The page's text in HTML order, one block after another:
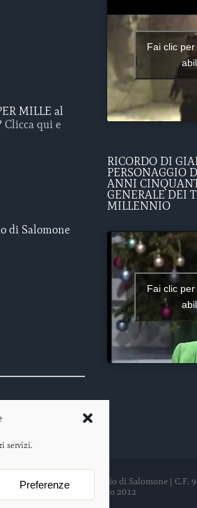
servizi.
Preferenze
MILLE al
Clicca qui e
di Salomone
Fai clic
RICORDO DI
PERSONAGGIO
ANNI
GENERALE DEI
MILLENNIO
Fai clic
di Cristo e del Tempio di Salomone | C.F.
data di iscrizione: 21 agosto 2012